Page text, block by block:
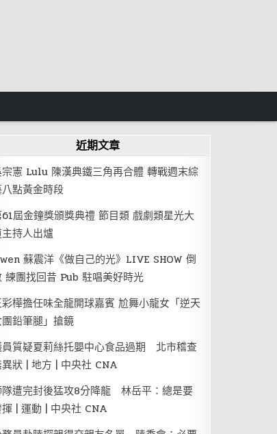
近期文章
憲 Lulu 陳漢典鐵三角再合體 轉戰週末綜
點黃金時段
屆金鐘獎頒獎典禮 節目類 戲劇類星光大
持人出爐
蘇震洋《做自己的光》LIVE SHOW 倒
練團找回昔 Pub 駐唱美好時光
樺擔任味全龍開球嘉賓 尬舞小龍女「逆天
鉛筆腿」搶鏡
質疑夏莉絲托嬰中心食品過期 北市稽查
狀 | 地方 | 中央社 CNA
遭完封後猛攻8分降龍 林岳平：總是要
| 運動 | 中央社 CNA